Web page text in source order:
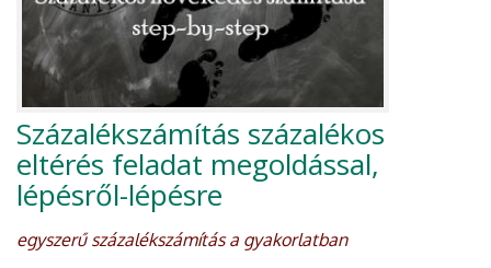
Százalékszámítás százalékos
eltérés feladat megoldással,
lépésről-lépésre
egyszerű százalékszámítás a gyakorlatban